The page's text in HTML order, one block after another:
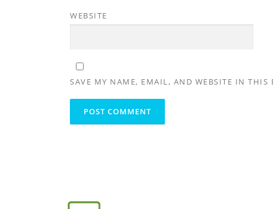
WEBSITE
SAVE MY NAME, EMAIL, AND WEBSITE IN THIS